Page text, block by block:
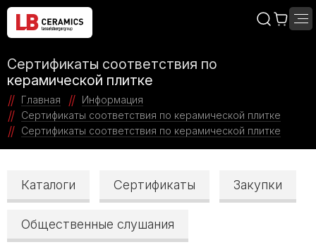
Сертификаты соответствия по
керамической плитке
Главная
Информация
Сертификаты соответствия по керамической плитке
Сертификаты соответствия по керамической плитке
Каталоги Сертификаты Закупки
Общественные слушания